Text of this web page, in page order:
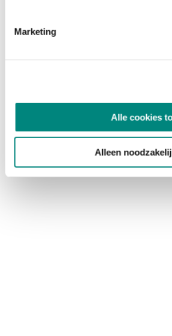
Marketing
Alle cookies
Alleen